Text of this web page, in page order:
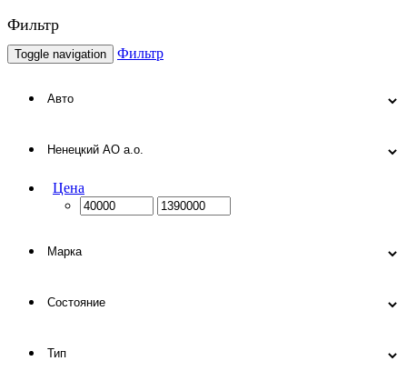
Фильтр
Toggle navigation Фильтр
Цена